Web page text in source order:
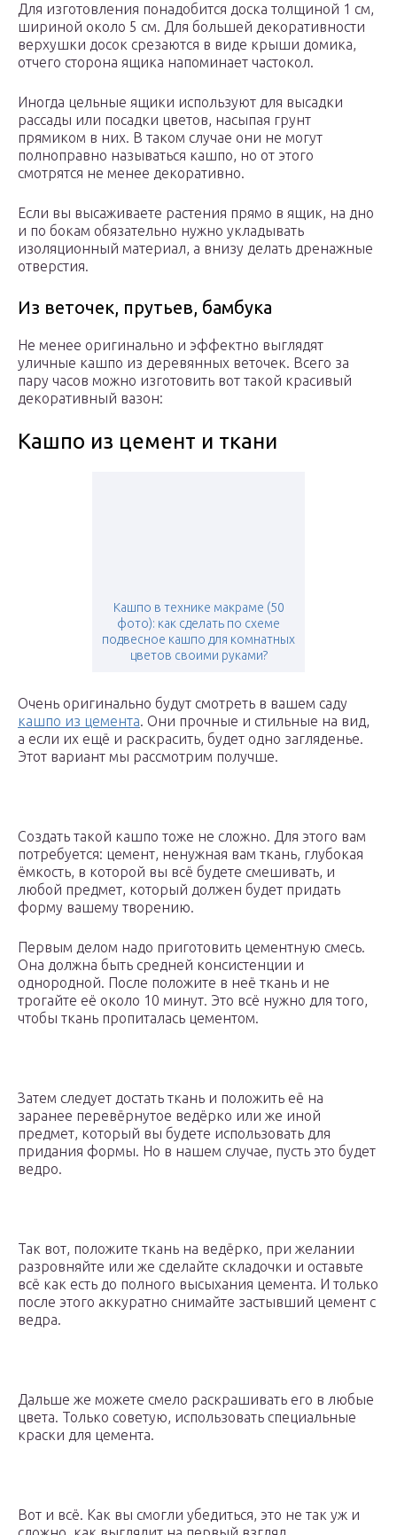
Для изготовления понадобится доска толщиной 1 см,
шириной около 5 см. Для большей декоративности
верхушки досок срезаются в виде крыши домика,
отчего сторона ящика напоминает частокол.
Иногда цельные ящики используют для высадки
рассады или посадки цветов, насыпая грунт
прямиком в них. В таком случае они не могут
полноправно называться кашпо, но от этого
смотрятся не менее декоративно.
Если вы высаживаете растения прямо в ящик, на дно
и по бокам обязательно нужно укладывать
изоляционный материал, а внизу делать дренажные
отверстия.
Из веточек, прутьев, бамбука
Не менее оригинально и эффектно выглядят
уличные кашпо из деревянных веточек. Всего за
пару часов можно изготовить вот такой красивый
декоративный вазон:
Кашпо из цемент и ткани
Кашпо в технике макраме (50
фото): как сделать по схеме
подвесное кашпо для комнатных
цветов своими руками?
Очень оригинально будут смотреть в вашем саду
кашпо из цемента. Они прочные и стильные на вид,
а если их ещё и раскрасить, будет одно загляденье.
Этот вариант мы рассмотрим получше.
Создать такой кашпо тоже не сложно. Для этого вам
потребуется: цемент, ненужная вам ткань, глубокая
ёмкость, в которой вы всё будете смешивать, и
любой предмет, который должен будет придать
форму вашему творению.
Первым делом надо приготовить цементную смесь.
Она должна быть средней консистенции и
однородной. После положите в неё ткань и не
трогайте её около 10 минут. Это всё нужно для того,
чтобы ткань пропиталась цементом.
Затем следует достать ткань и положить её на
заранее перевёрнутое ведёрко или же иной
предмет, который вы будете использовать для
придания формы. Но в нашем случае, пусть это будет
ведро.
Так вот, положите ткань на ведёрко, при желании
разровняйте или же сделайте складочки и оставьте
всё как есть до полного высыхания цемента. И только
после этого аккуратно снимайте застывший цемент с
ведра.
Дальше же можете смело раскрашивать его в любые
цвета. Только советую, использовать специальные
краски для цемента.
Вот и всё. Как вы смогли убедиться, это не так уж и